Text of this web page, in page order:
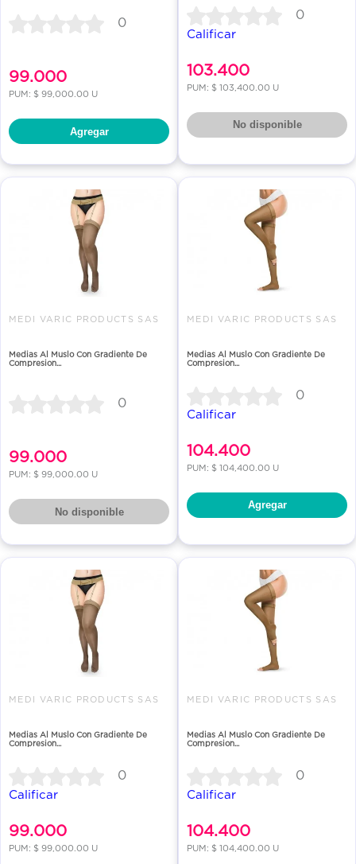
0
99.000
PUM: $ 99,000.00 U
Agregar
0
Calificar
103.400
PUM: $ 103,400.00 U
No disponible
MEDI VARIC PRODUCTS SAS
Medias Al Muslo Con Gradiente De
Compresion...
0
99.000
PUM: $ 99,000.00 U
No disponible
MEDI VARIC PRODUCTS SAS
Medias Al Muslo Con Gradiente De
Compresion...
0
Calificar
104.400
PUM: $ 104,400.00 U
Agregar
MEDI VARIC PRODUCTS SAS
Medias Al Muslo Con Gradiente De
Compresion...
0
Calificar
99.000
PUM: $ 99,000.00 U
MEDI VARIC PRODUCTS SAS
Medias Al Muslo Con Gradiente De
Compresion...
0
Calificar
104.400
PUM: $ 104,400.00 U